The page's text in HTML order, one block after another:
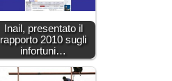
Inail, presentato il
rapporto 2010 sugli
infortuni…